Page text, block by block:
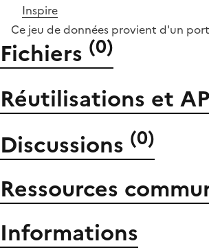
Inspire
Ce jeu de données provient d'un
Fichiers (0)
Réutilisations et
Discussions (0)
Ressources
Informations